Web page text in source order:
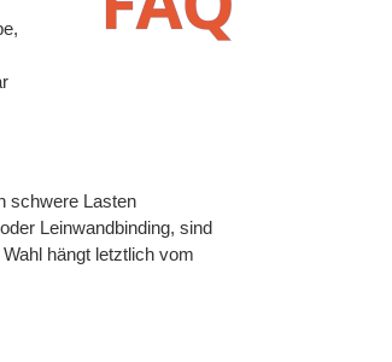
schwere Lasten
Leinwandbinding, sind
hängt letztlich vom